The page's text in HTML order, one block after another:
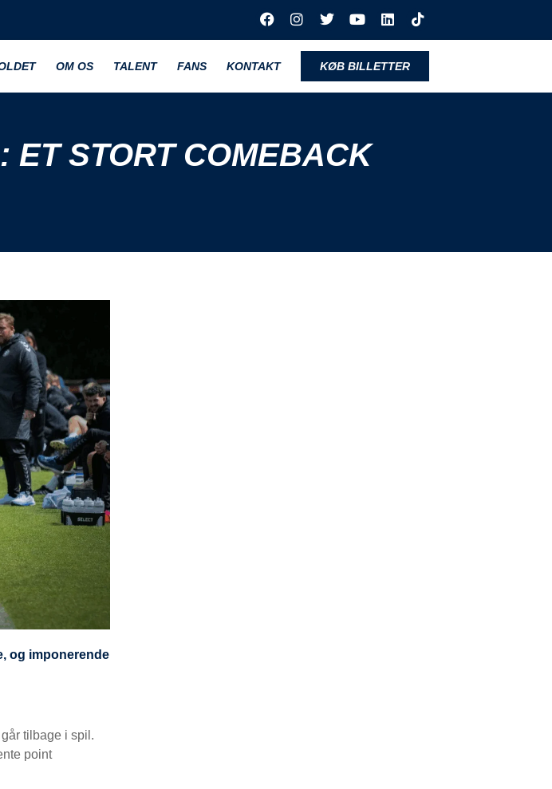
OM OS TALENT FANS KONTAKT KØB BILLETTER
ET STORT COMEBACK
og imponerende
tilbage i spil.
point